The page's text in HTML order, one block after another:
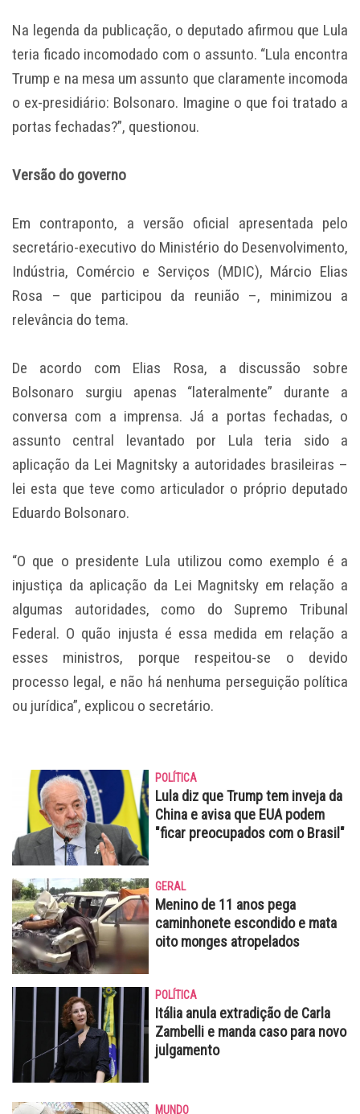
Na legenda da publicação, o deputado afirmou que Lula
teria ficado incomodado com o assunto. “Lula encontra
Trump e na mesa um assunto que claramente incomoda
o ex-presidiário: Bolsonaro. Imagine o que foi tratado a
portas fechadas?”, questionou.
Versão do governo
Em contraponto, a versão oficial apresentada pelo
secretário-executivo do Ministério do Desenvolvimento,
Indústria, Comércio e Serviços (MDIC), Márcio Elias
Rosa – que participou da reunião –, minimizou a
relevância do tema.
De acordo com Elias Rosa, a discussão sobre
Bolsonaro surgiu apenas “lateralmente” durante a
conversa com a imprensa. Já a portas fechadas, o
assunto central levantado por Lula teria sido a
aplicação da Lei Magnitsky a autoridades brasileiras –
lei esta que teve como articulador o próprio deputado
Eduardo Bolsonaro.
“O que o presidente Lula utilizou como exemplo é a
injustiça da aplicação da Lei Magnitsky em relação a
algumas autoridades, como do Supremo Tribunal
Federal. O quão injusta é essa medida em relação a
esses ministros, porque respeitou-se o devido
processo legal, e não há nenhuma perseguição política
ou jurídica”, explicou o secretário.
POLÍTICA
Lula diz que Trump tem inveja da
China e avisa que EUA podem
"ficar preocupados com o Brasil"
GERAL
Menino de 11 anos pega
caminhonete escondido e mata
oito monges atropelados
POLÍTICA
Itália anula extradição de Carla
Zambelli e manda caso para novo
julgamento
MUNDO